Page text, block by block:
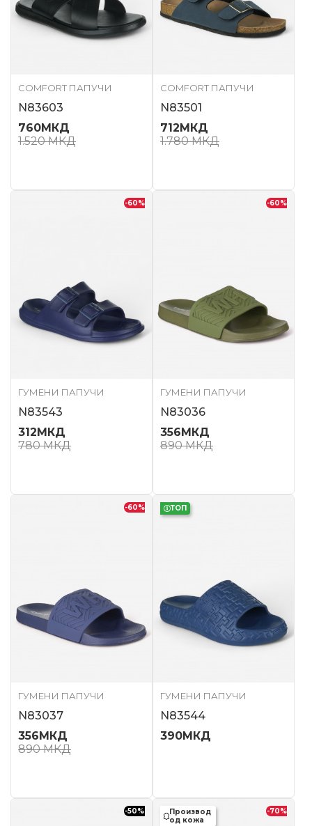
COMFORT ПАПУЧИ
N83603
760МКД
1.520МКД
COMFORT ПАПУЧИ
N83501
712МКД
1.780МКД
-60%
ГУМЕНИ ПАПУЧИ
N83543
312МКД
780МКД
-60%
ГУМЕНИ ПАПУЧИ
N83036
356МКД
890МКД
-60%
ГУМЕНИ ПАПУЧИ
N83037
356 МКД
890МКД
ТОП
ГУМЕНИ ПАПУЧИ
N83544
390МКД
-50%
Производ
од кожа
-70%